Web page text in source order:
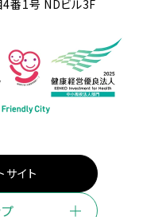
番1号 NDビル3F
サイト